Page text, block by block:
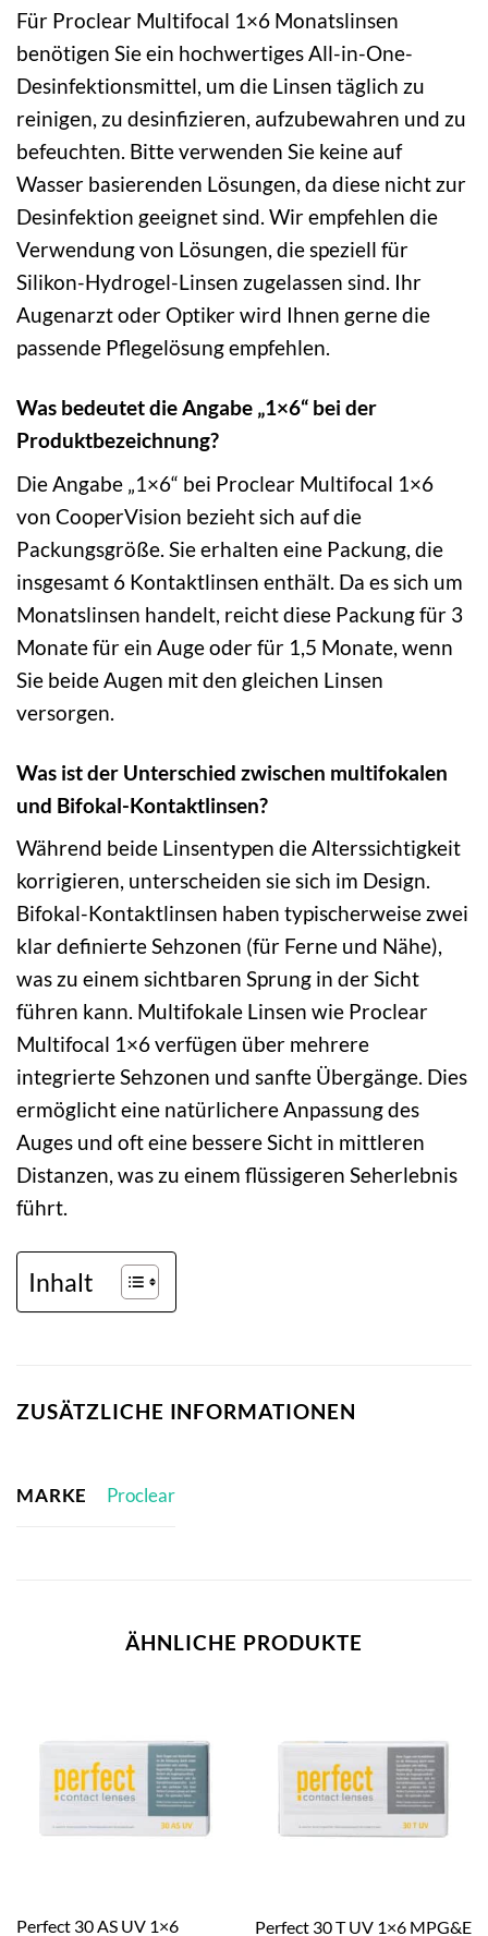
Für Proclear Multifocal 1×6 Monatslinsen
benötigen Sie ein hochwertiges All-in-One-
Desinfektionsmittel, um die Linsen täglich zu
reinigen, zu desinfizieren, aufzubewahren und zu
befeuchten. Bitte verwenden Sie keine auf
Wasser basierenden Lösungen, da diese nicht zur
Desinfektion geeignet sind. Wir empfehlen die
Verwendung von Lösungen, die speziell für
Silikon-Hydrogel-Linsen zugelassen sind. Ihr
Augenarzt oder Optiker wird Ihnen gerne die
passende Pflegelösung empfehlen.
Was bedeutet die Angabe „1×6“ bei der
Produktbezeichnung?
Die Angabe „1×6“ bei Proclear Multifocal 1×6
von CooperVision bezieht sich auf die
Packungsgröße. Sie erhalten eine Packung, die
insgesamt 6 Kontaktlinsen enthält. Da es sich um
Monatslinsen handelt, reicht diese Packung für 3
Monate für ein Auge oder für 1,5 Monate, wenn
Sie beide Augen mit den gleichen Linsen
versorgen.
Was ist der Unterschied zwischen multifokalen
und Bifokal-Kontaktlinsen?
Während beide Linsentypen die Alterssichtigkeit
korrigieren, unterscheiden sie sich im Design.
Bifokal-Kontaktlinsen haben typischerweise zwei
klar definierte Sehzonen (für Ferne und Nähe),
was zu einem sichtbaren Sprung in der Sicht
führen kann. Multifokale Linsen wie Proclear
Multifocal 1×6 verfügen über mehrere
integrierte Sehzonen und sanfte Übergänge. Dies
ermöglicht eine natürlichere Anpassung des
Auges und oft eine bessere Sicht in mittleren
Distanzen, was zu einem flüssigeren Seherlebnis
führt.
Inhalt
ZUSÄTZLICHE INFORMATIONEN
MARKE Proclear
ÄHNLICHE PRODUKTE
Perfect 30 AS UV 1×6 Perfect 30 T UV 1×6 MPG&E